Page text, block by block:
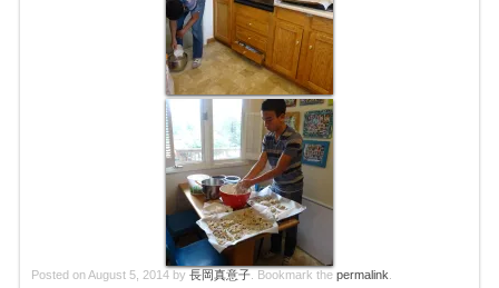
Posted onAugust 5, 2014 by 長岡真意子. Bookmark the permalink